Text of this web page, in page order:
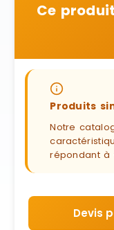
Ce
Produits
Notre
répondant à
Devis